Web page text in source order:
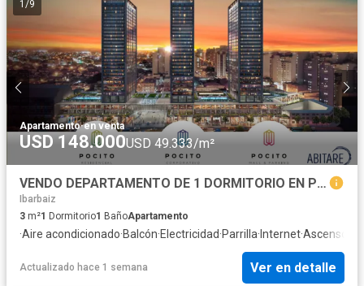
1 /9
Apartamento·en venta
USD 148.000USD 49.333/m²
VENDO DEPARTAMENTO DE 1 DORMITORIO EN POCITO SOCIAL LIFE - PROACO
Ibarbaiz
3 m²1 Dormitorio1 BañoApartamento
·Aire acondicionado·Balcón·Electricidad·Parrilla· Internet·Ascensor
Actualizado hace 1 semana Ver en detalle